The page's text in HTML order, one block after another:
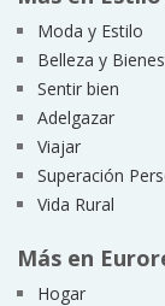
Moda y Estilo
Belleza y
Sentir bien
Adelgazar
Viajar
Superación
Vida Rural
Más en
Hogar